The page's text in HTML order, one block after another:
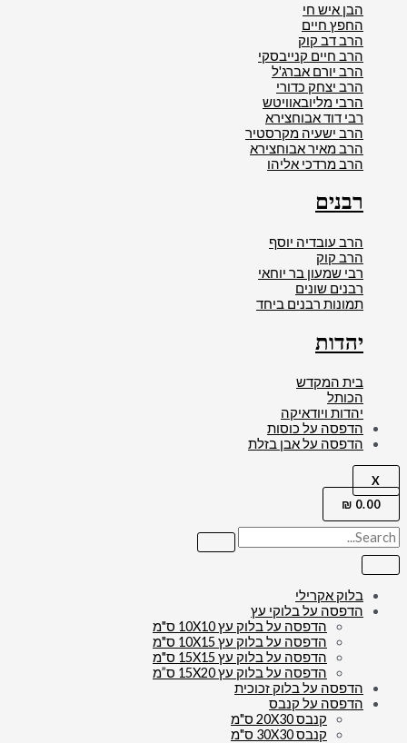
הבן איש חי
החפץ חיים
הרב דב קוק
הרב חיים קנייבסקי
הרב יורם אברג'ל
הרב יצחק כדורי
הרבי מליובאוויטש
רבי דוד אבוחצירא
הרב ישעיה מקרסטיר
הרב מאיר אבוחצירא
הרב מרדכי אליהו
רבנים
הרב עובדיה יוסף
הרב קוק
רבי שמעון בר יוחאי
רבנים שונים
תמונות רבנים ביחד
יהדות
בית המקדש
הכותל
יהדות ויודאיקה
הדפסה על כוסות
הדפסה על אבן בזלת
X
0.00
₪
בלוק אקרילי
הדפסה על בלוקי עץ
הדפסה על בלוק עץ 10X10 ס"מ
הדפסה על בלוק עץ 10X15 ס"מ
הדפסה על בלוק עץ 15X15 ס"מ
הדפסה על בלוק עץ 15X20 ס”מ
הדפסה על בלוק זכוכית
הדפסה על קנבס
קנבס 20X30 ס"מ
קנבס 30X30 ס"מ